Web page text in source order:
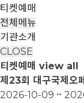
티켓예매
전체메뉴
기관소개
CLOSE
티켓예매 view all
제23회 대구국제오
2026-10-09 ~